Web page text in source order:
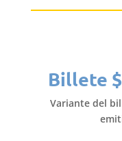
Billete
Variante del